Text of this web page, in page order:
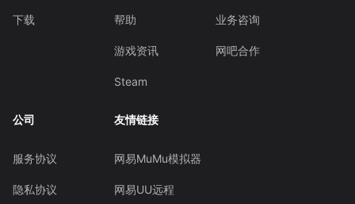
下载 帮助
游戏资讯
Steam
业务咨询
网吧合作
公司
服务协议
隐私协议
友情链接
网易MuMu模拟器
网易UU远程